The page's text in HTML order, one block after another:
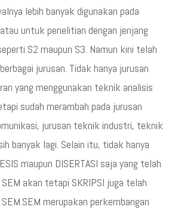
lebih banyak digunakan pada
untuk penelitian dengan jenjang
S2 maupun S3. Namun kini telah
jurusan. Tidak hanya jurusan
yang menggunakan teknik analisis
sudah merambah pada jurusan
jurusan teknik industri, teknik
banyak lagi. Selain itu, tidak hanya
maupun DISERTASI saja yang telah
akan tetapi SKRIPSI juga telah
merupakan perkembangan